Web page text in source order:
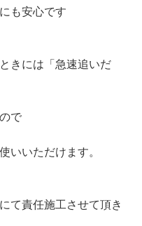
も安心です
きには「急速追いだ
で
いいただけます。
て責任施工させて頂き